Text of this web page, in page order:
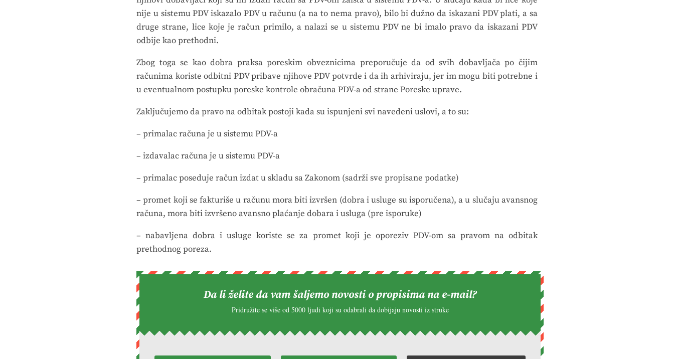
nije u sistemu PDV iskazalo PDV u računu (a na to nema pravo), bilo bi dužno da iskazani PDV plati, a sa
druge strane, lice koje je račun primilo, a nalazi se u sistemu PDV ne bi imalo pravo da iskazani PDV
odbije kao prethodni.
Zbog toga se kao dobra praksa poreskim obveznicima preporučuje da od svih dobavljača po čijim
računima koriste odbitni PDV pribave njihove PDV potvrde i da ih arhiviraju, jer im mogu biti potrebne i
u eventualnom postupku poreske kontrole obračuna PDV-a od strane Poreske uprave.
Zaključujemo da pravo na odbitak postoji kada su ispunjeni svi navedeni uslovi, a to su:
– primalac računa je u sistemu PDV-a
– izdavalac računa je u sistemu PDV-a
– primalac poseduje račun izdat u skladu sa Zakonom (sadrži sve propisane podatke)
– promet koji se fakturiše u računu mora biti izvršen (dobra i usluge su isporučena), a u slučaju avansnog
računa, mora biti izvršeno avansno plaćanje dobara i usluga (pre isporuke)
– nabavljena dobra i usluge koriste se za promet koji je oporeziv PDV-om sa pravom na odbitak
prethodnog poreza.
Da li želite da vam šaljemo novosti o propisima na e-mail?
Pridružite se više od 5000 ljudi koji su odabrali da dobijaju novosti iz struke